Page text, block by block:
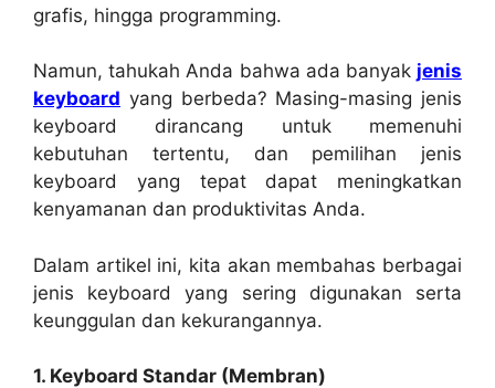
grafis, hingga programming.
Namun, tahukah Anda bahwa ada banyak jenis
keyboard yang berbeda? Masing-masing jenis
keyboard dirancang untuk memenuhi
kebutuhan tertentu, dan pemilihan jenis
keyboard yang tepat dapat meningkatkan
kenyamanan dan produktivitas Anda.
Dalam artikel ini, kita akan membahas berbagai
jenis keyboard yang sering digunakan serta
keunggulan dan kekurangannya.
1. Keyboard Standar (Membran)